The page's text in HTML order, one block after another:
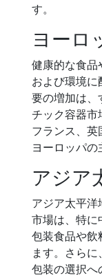
す。
ヨーロ
健康的な食品
および環境に
要の増加は、
チック容器市
フランス、
ヨーロッパの
アジア
アジア太平
市場は、特に
包装食品や飲
ます。さら
包装の選択へ